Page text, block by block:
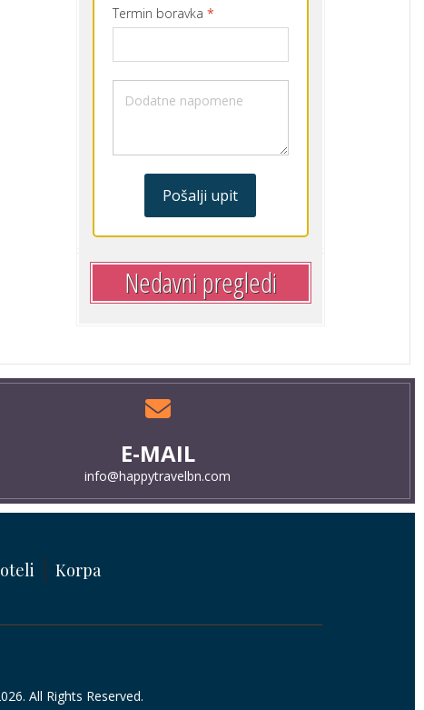
Termin boravka *
Pošalji upit
Nedavni pregledi
E-MAIL
info@happytravelbn.com
Korpa
All Rights Reserved.